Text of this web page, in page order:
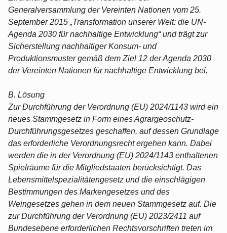
Generalversammlung der Vereinten Nationen vom 25.
September 2015 „Transformation unserer Welt: die UN-
Agenda 2030 für nachhaltige Entwicklung“ und trägt zur
Sicherstellung nachhaltiger Konsum- und
Produktionsmuster gemäß dem Ziel 12 der Agenda 2030
der Vereinten Nationen für nachhaltige Entwicklung bei.
B. Lösung
Zur Durchführung der Verordnung (EU) 2024/1143 wird ein
neues Stammgesetz in Form eines Agrargeoschutz-
Durchführungsgesetzes geschaffen, auf dessen Grundlage
das erforderliche Verordnungsrecht ergehen kann. Dabei
werden die in der Verordnung (EU) 2024/1143 enthaltenen
Spielräume für die Mitgliedstaaten berücksichtigt. Das
Lebensmittelspezialitätengesetz und die einschlägigen
Bestimmungen des Markengesetzes und des
Weingesetzes gehen in dem neuen Stammgesetz auf. Die
zur Durchführung der Verordnung (EU) 2023/2411 auf
Bundesebene erforderlichen Rechtsvorschriften treten im